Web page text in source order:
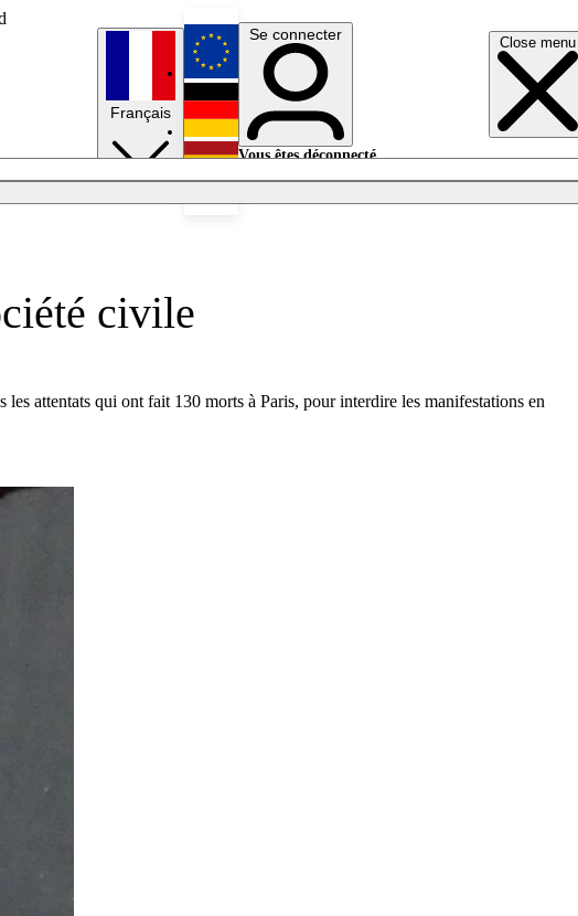
Close menu
Français
English
Deutsch
Se connecter
Vous êtes déconnecté.
civile
attentats qui ont fait 130 morts à Paris, pour interdire les manifestations en